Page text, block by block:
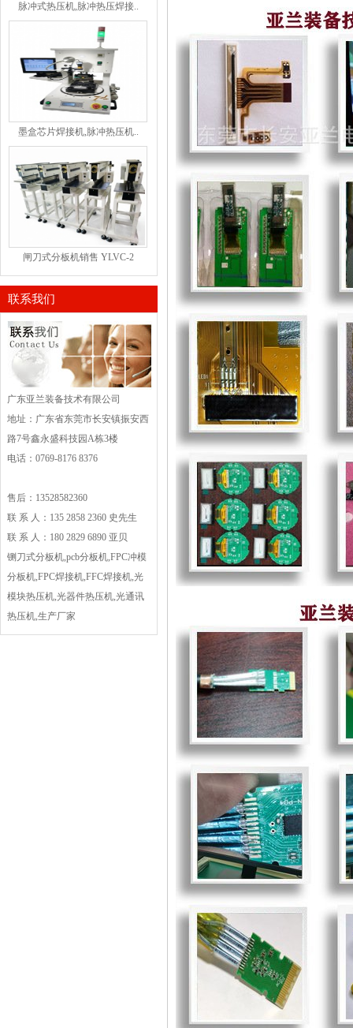
脉冲式热压机,脉冲热压焊接..
墨盒芯片焊接机,脉冲热压机..
闸刀式分板机销售 YLVC-2
联系我们
广东亚兰装备技术有限公司
地址：广东省东莞市长安镇振安西
路7号鑫永盛科技园A栋3楼
电话：0769-8176 8376
售后：13528582360
联 系 人：135 2858 2360 史先生
联 系 人：180 2829 6890 亚贝
铡刀式分板机,pcb分板机,FPC冲模
分板机,FPC焊接机,FFC焊接机,光
模块热压机,光器件热压机,光通讯
热压机,生产厂家